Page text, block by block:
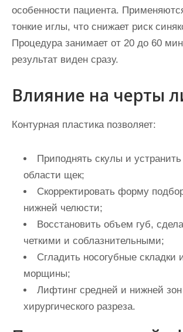
особенности пациента.
тонкие иглы, что снижает риск
Процедура занимает от 20 до 60
результат виден сразу.
Влияние на черты
Контурная пластика позволяет:
Приподнять скулы и
области щек;
Скорректировать форму
нижней челюсти;
Восстановить объем губ,
четкими и соблазнительными;
Сгладить носогубные складки
морщины;
Лифтинг средней и нижней
хирургического разреза.